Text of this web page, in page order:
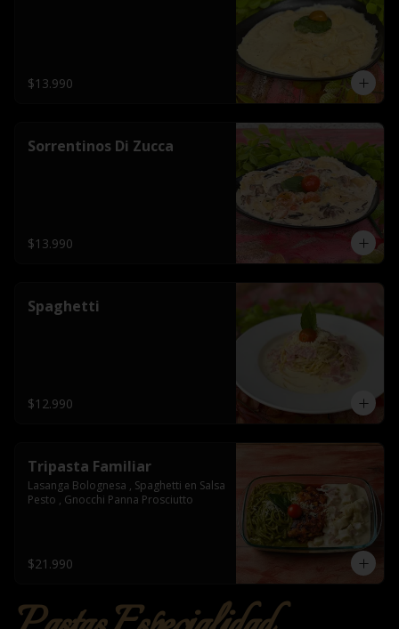
$13.990
Sorrentinos Di Zucca
$13.990
Spaghetti
$12.990
Tripasta Familiar
Lasanga Bolognesa , Spaghetti en Salsa
Pesto , Gnocchi Panna Prosciutto
$21.990